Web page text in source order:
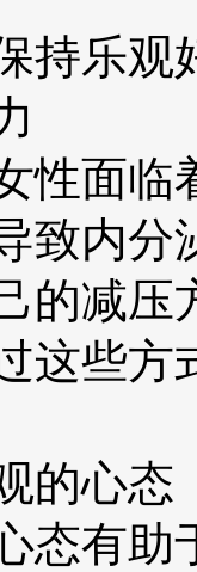
乐观
面临
致内分
的减
这些
心态
有助